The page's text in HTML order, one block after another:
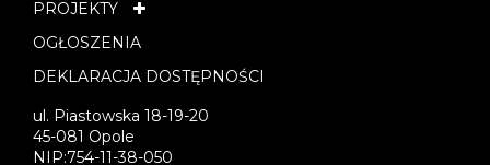
PROJEKTY
OGŁOSZENIA
DEKLARACJA DOSTĘPNOŚCI
ul. Piastowska 18-19-20
45-081 Opole
NIP:754-11-38-050